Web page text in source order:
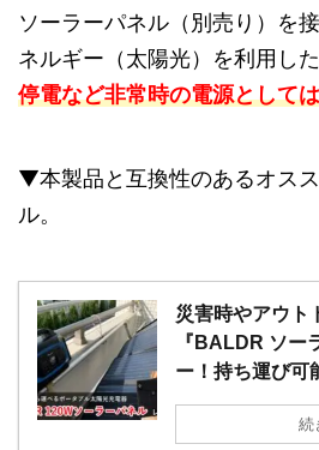
ソーラーパネル（別売り）を
ネルギー（太陽光）を利用し
停電など非常時の電源として
▼本製品と互換性のあるオス
ル。
災害時やアウト
『BALDR ソー
ー！持ち運び可
続